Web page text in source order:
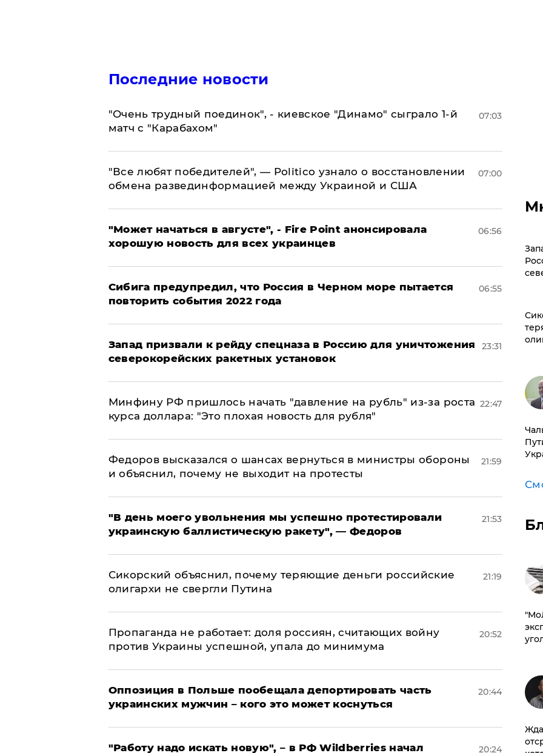
Последние новости
"Очень трудный поединок", - киевское "Динамо" сыграло 1-й
матч с "Карабахом"
07:03
​"Все любят победителей", — Politico узнало о восстановлении
обмена развединформацией между Украиной и США
07:00
"Может начаться в августе", - Fire Point анонсировала
хорошую новость для всех украинцев
06:56
Сибига предупредил, что Россия в Черном море пытается
повторить события 2022 года
06:55
Запад призвали к рейду спецназа в Россию для уничтожения
северокорейских ракетных установок
23:31
Минфину РФ пришлось начать "давление на рубль" из-за роста
курса доллара: "Это плохая новость для рубля"
22:47
Федоров высказался о шансах вернуться в министры обороны
и объяснил, почему не выходит на протесты
21:59
​"В день моего увольнения мы успешно протестировали
украинскую баллистическую ракету", — Федоров
21:53
Сикорский объяснил, почему теряющие деньги российские
олигархи не свергли Путина
21:19
​Пропаганда не работает: доля россиян, считающих войну
против Украины успешной, упала до минимума
20:52
Оппозиция в Польше пообещала депортировать часть
украинских мужчин – кого это может коснуться
20:44
"Работу надо искать новую", – в РФ Wildberries начал 20:24